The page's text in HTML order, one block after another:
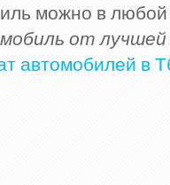
можно в любой
от лучшей
автомобилей в